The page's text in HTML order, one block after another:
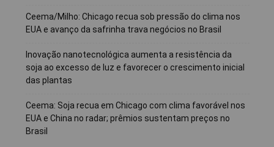
Ceema/Milho: Chicago recua sob pressão do clima nos
EUA e avanço da safrinha trava negócios no Brasil
Inovação nanotecnológica aumenta a resistência da
soja ao excesso de luz e favorecer o crescimento inicial
das plantas
Ceema: Soja recua em Chicago com clima favorável nos
EUA e China no radar; prêmios sustentam preços no
Brasil